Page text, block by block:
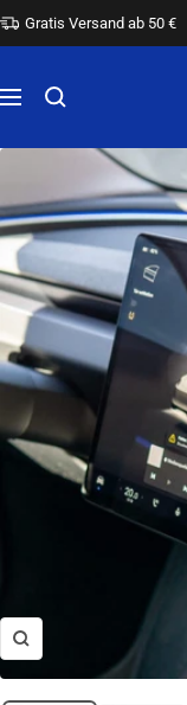
Direkt
zum
Gratis Versand ab 50 €
Navigation
Zoom